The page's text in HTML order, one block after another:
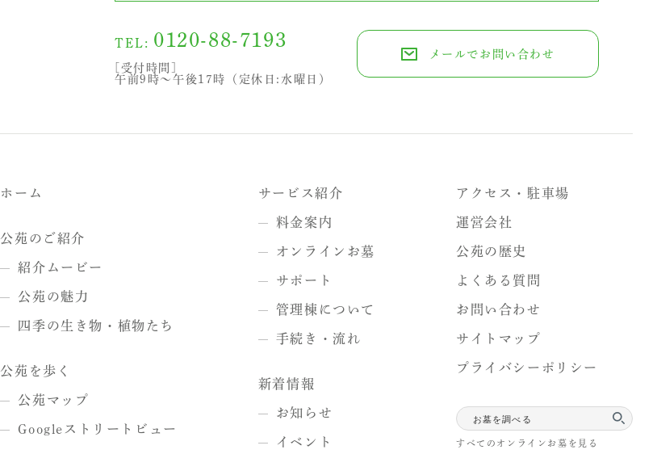
TEL: 0120-88-7193
[受付時間]
午前9時～午後17時（定休日:水曜日）
メールでお問い合わせ
ホーム
公苑のご紹介
紹介ムービー
公苑の魅力
四季の生き物・植物たち
公苑を歩く
公苑マップ
Googleストリートビュー
サービス紹介
料金案内
オンラインお墓
サポート
管理棟について
手続き・流れ
新着情報
お知らせ
イベント
アクセス・駐車場
運営会社
公苑の歴史
よくある質問
お問い合わせ
サイトマップ
プライバシーポリシー
すべてのオンラインお墓を見る